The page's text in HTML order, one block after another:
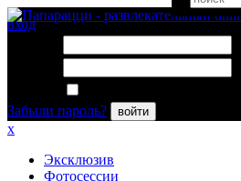
вход
Забыли пароль?
войти
x
Эксклюзив
Фотосессии